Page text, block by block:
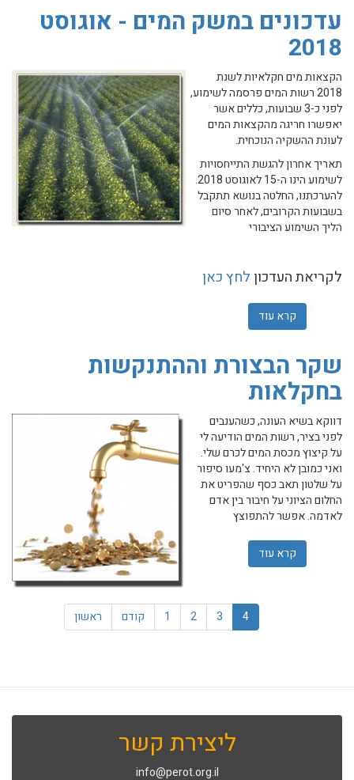
עדכונים במשק המים - אוגוסט
2018
הקצאות מים חקלאיות לשנת
2018 רשות המים פרסמה לשימוע,
לפני כ-3 שבועות, כללים אשר
יאפשרו חריגה מהקצאות המים
לעונת ההשקיה הנוכחית.
תאריך אחרון להגשת התייחסויות
לשימוע הינו ה-15 לאוגוסט 2018.
להערכתנו, החלטה בנושא תתקבל
בשבועות הקרובים, לאחר סיום
הליך השימוע הציבורי
לקריאת העדכוןלחץ כאן
קרא עוד
שקר הבצורת וההתנקשות
בחקלאות
דווקא בשיא העונה, כשהענבים
לפני בציר, רשות המים הודיעה לי
על קיצוץ מכסת המים לכרם שלי.
ואני כמובן לא היחיד. צ'מעו סיפור
על שלטון תאב כסף שהפריט את
החלום הציוני על חיבור בין אדם
לאדמה. אפשר להתפוצץ
קרא עוד אודות שקר הבצורת וההתנקשות בחקלאות
ראשון קודם 1 2 3 4
ליצירת קשר
info@perot.org.il